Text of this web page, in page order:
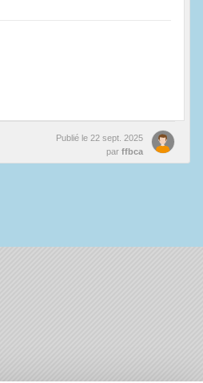
Publié le 22 sept. 2025
par ffbca